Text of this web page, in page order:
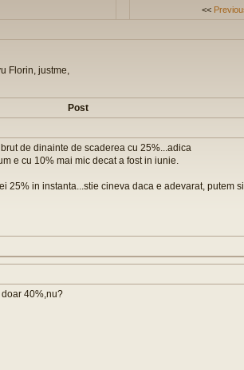
<<
Florin, justme,
Post
de dinainte de scaderea cu 25%...adica
e cu 10% mai mic decat a fost in iunie.
25% in instanta...stie cineva daca e adevarat, putem
40%,nu?